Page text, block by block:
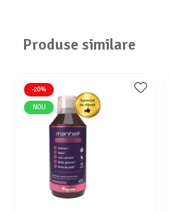
Produse similare
-20%
NOU